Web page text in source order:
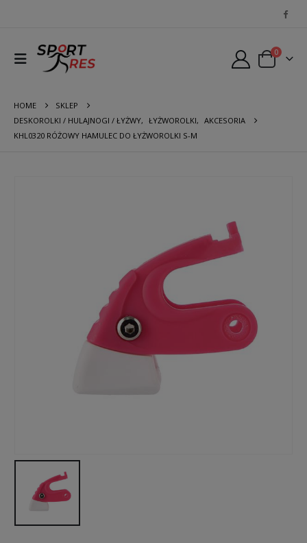
0
HOME
SKLEP
DESKOROLKI / HULAJNOGI / ŁYŻWY, ŁYŻWOROLKI, AKCESORIA
KHL0320 RÓŻOWY HAMULEC DO ŁYŻWOROLKI S-M